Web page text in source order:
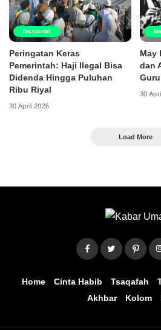
Nasional
Peringatan Keras
Pemerintah: Haji Ilegal Bisa
Didenda Hingga Puluhan
Ribu Riyal
30 April 2026
May
dan
30
Load More
Home Cinta Habib Tsaqafah
Akhbar
Kolom